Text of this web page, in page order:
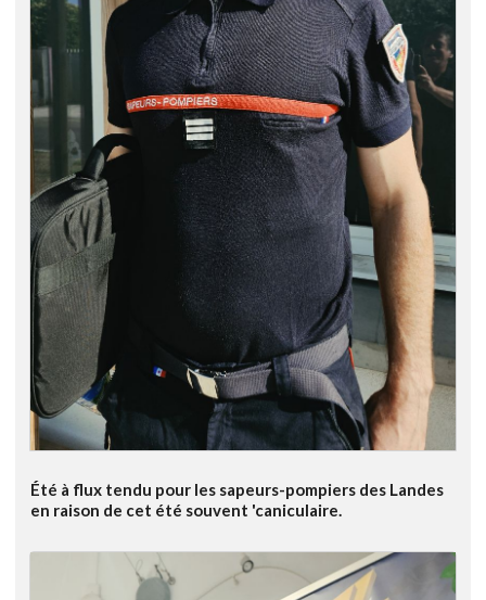
Été à flux tendu pour les sapeurs-pompiers des Landes
en raison de cet été souvent 'caniculaire.